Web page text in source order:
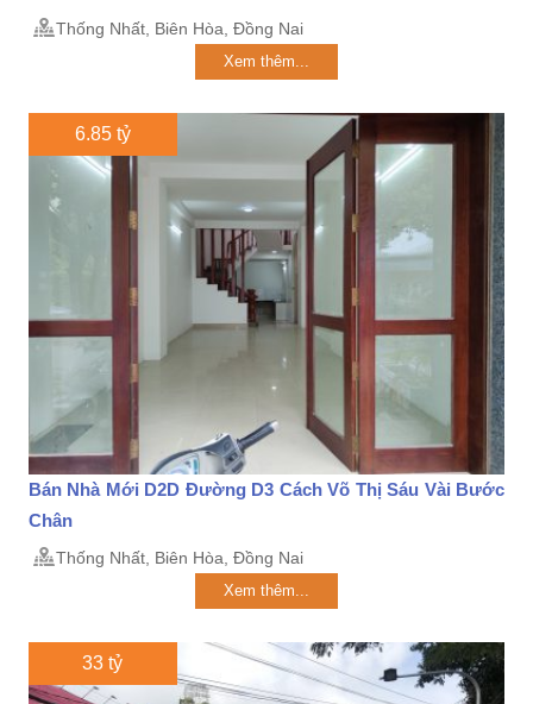
Thống Nhất, Biên Hòa, Đồng Nai
Xem thêm...
6.85 tỷ
Bán Nhà Mới D2D Đường D3 Cách Võ Thị Sáu Vài Bước
Chân
Thống Nhất, Biên Hòa, Đồng Nai
Xem thêm...
33 tỷ